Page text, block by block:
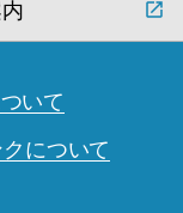
いて
について